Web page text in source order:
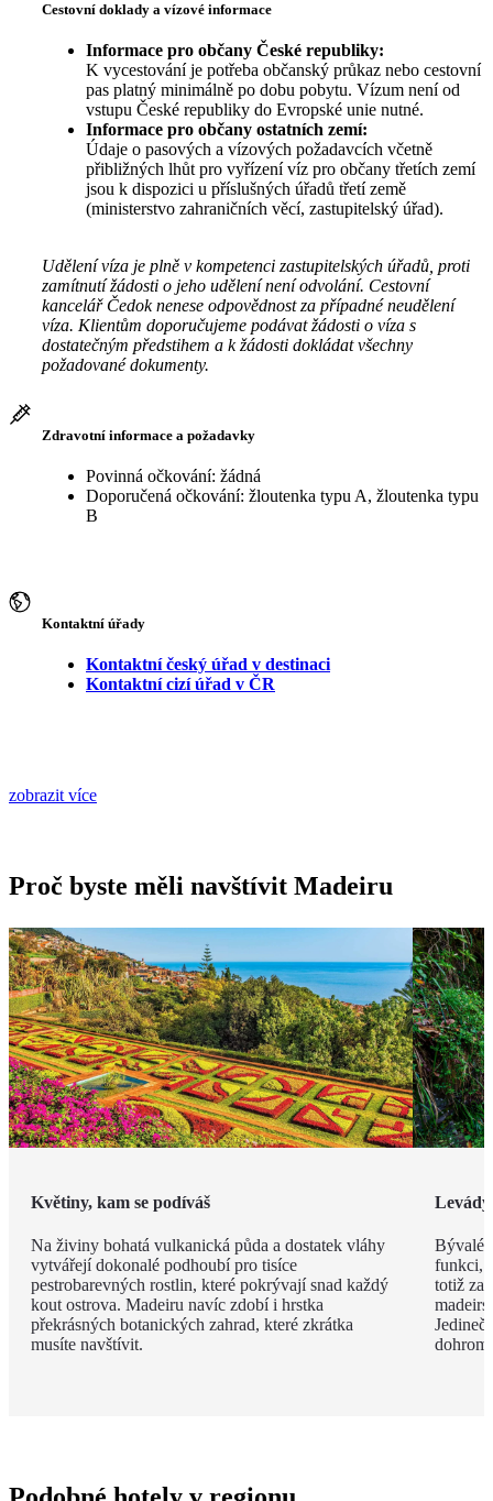
Cestovní doklady a vízové informace
Informace pro občany České republiky:
K vycestování je potřeba občanský průkaz nebo cestovní
pas platný minimálně po dobu pobytu. Vízum není od
vstupu České republiky do Evropské unie nutné.
Informace pro občany ostatních zemí:
Údaje o pasových a vízových požadavcích včetně
přibližných lhůt pro vyřízení víz pro občany třetích zemí
jsou k dispozici u příslušných úřadů třetí země
(ministerstvo zahraničních věcí, zastupitelský úřad).
Udělení víza je plně v kompetenci zastupitelských úřadů, proti
zamítnutí žádosti o jeho udělení není odvolání. Cestovní
kancelář Čedok nenese odpovědnost za případné neudělení
víza. Klientům doporučujeme podávat žádosti o víza s
dostatečným předstihem a k žádosti dokládat všechny
požadované dokumenty.
Zdravotní informace a požadavky
Povinná očkování: žádná
Doporučená očkování: žloutenka typu A, žloutenka typu
B
Kontaktní úřady
Kontaktní český úřad v destinaci
Kontaktní cizí úřad v ČR
zobrazit více
Proč byste měli navštívit Madeiru
Květiny, kam se podíváš
Na živiny bohatá vulkanická půda a dostatek vláhy
vytvářejí dokonalé podhoubí pro tisíce
pestrobarevných rostlin, které pokrývají snad každý
kout ostrova. Madeiru navíc zdobí i hrstka
překrásných botanických zahrad, které zkrátka
musíte navštívit.
Levády
Bývalé
funkci,
totiž